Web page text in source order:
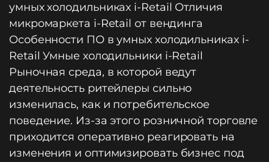
умных холодильниках i-Retail Отличия
микромаркета i-Retail от вендинга
Особенности ПО в умных холодильниках i-
Retail Умные холодильники i-Retail
Рыночная среда, в которой ведут
деятельность ритейлеры сильно
изменилась, как и потребительское
поведение. Из-за этого розничной торговле
приходится оперативно реагировать на
изменения и оптимизировать бизнес под